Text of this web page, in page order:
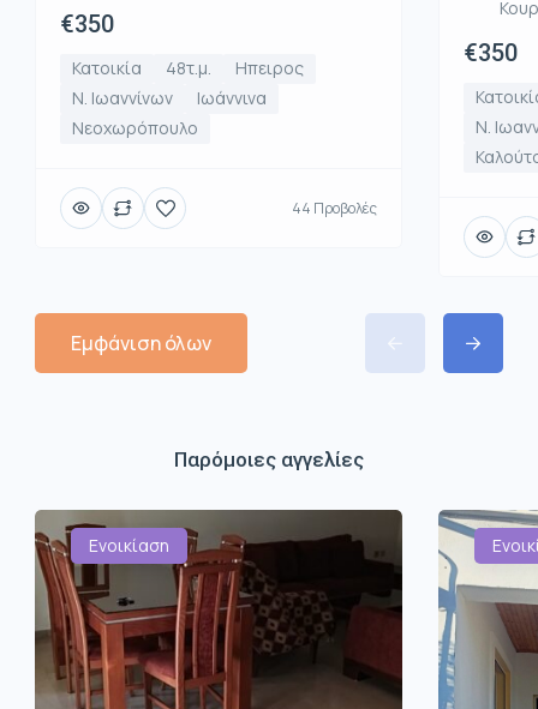
€350
Κατοικία 48τ.μ.
Ηπειρος
Ν. Ιωαννίνων
Ιωάννινα
Νεοχωρόπουλο
44 Προβολές
€350
Ν.
Εμφάνιση όλων
Παρόμοιες αγγελίες
Ενοικίαση